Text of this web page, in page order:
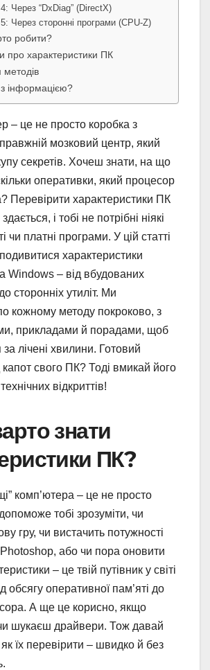
Через “DxDiag” (DirectX)
Через сторонні програми (CPU-Z)
робити?
про характеристики ПК
методів
інформацією?
– це не просто коробка з
мозковий центр, який
секретів. Хочеш знати, на що
оперативки, який процесор
Перевірити характеристики ПК
і тобі не потрібні ніякі
чи платні програми. У цій статті
характеристики
Windows – від вбудованих
сторонніх утиліт. Ми
кожному методу покроково, з
прикладами й порадами, щоб
за лічені хвилини. Готовий
капот свого ПК? Тоді вмикай його
відкриттів!
знати
ПК?
комп’ютера – це не просто
тобі зрозуміти, чи
гру, чи вистачить потужності
або чи пора оновити
– це твій путівник у світі
обсягу оперативної пам’яті до
А ще це корисно, якщо
шукаєш драйвери. Тож давай
їх перевірити – швидко й без